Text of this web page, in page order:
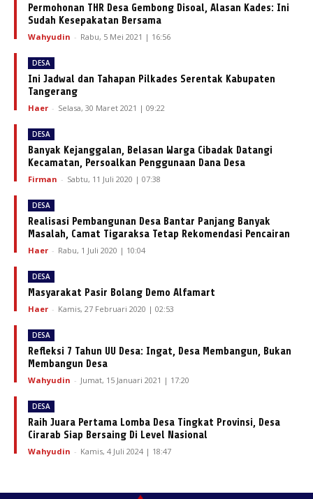
Permohonan THR Desa Gembong Disoal, Alasan Kades: Ini
Sudah Kesepakatan Bersama
Wahyudin - Rabu, 5 Mei 2021 | 16:56
DESA
Ini Jadwal dan Tahapan Pilkades Serentak Kabupaten
Tangerang
Haer - Selasa, 30 Maret 2021 | 09:22
DESA
Banyak Kejanggalan, Belasan Warga Cibadak Datangi
Kecamatan, Persoalkan Penggunaan Dana Desa
Firman - Sabtu, 11 Juli 2020 | 07:38
DESA
Realisasi Pembangunan Desa Bantar Panjang Banyak
Masalah, Camat Tigaraksa Tetap Rekomendasi Pencairan
Haer - Rabu, 1 Juli 2020 | 10:04
DESA
Masyarakat Pasir Bolang Demo Alfamart
Haer - Kamis, 27 Februari 2020 | 02:53
DESA
Refleksi 7 Tahun UU Desa: Ingat, Desa Membangun, Bukan
Membangun Desa
Wahyudin - Jumat, 15 Januari 2021 | 17:20
DESA
Raih Juara Pertama Lomba Desa Tingkat Provinsi, Desa
Cirarab Siap Bersaing Di Level Nasional
Wahyudin - Kamis, 4 Juli 2024 | 18:47